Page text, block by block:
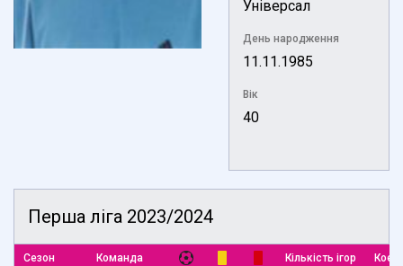
Універсал
День народження
11.11.1985
Вік
40
Перша ліга 2023/2024
Сезон Команда Кількість ігор